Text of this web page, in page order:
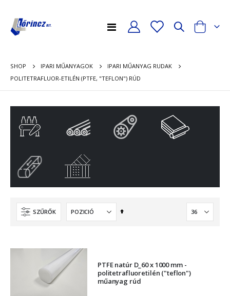
Toggle
Cart
SHOP IPARI MŰANYAGOK
IPARI MŰANYAG RUDAK
POLITETRAFLUOR-ETILÉN (PTFE, "TEFLON") RÚD
SZŰRŐK
Csökkenő
PTFE natúr D_60 x 1000 mm -
politetrafluoretilén ("teflon")
műanyag rúd